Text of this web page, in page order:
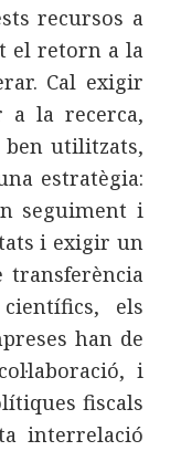
recursos a
el retorn a la
Cal exigir
a la recerca,
ben utilitzats,
estratègia:
seguiment i
i exigir un
transferència
els
han de
i
fiscals
interrelació